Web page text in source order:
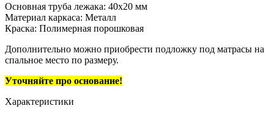
Основная труба лежака: 40х20 мм
Материал каркаса: Металл
Краска: Полимерная порошковая
Дополнительно можно приобрести подложку под матрасы на
спальное место по размеру.
Уточняйте про основание!
Характеристики